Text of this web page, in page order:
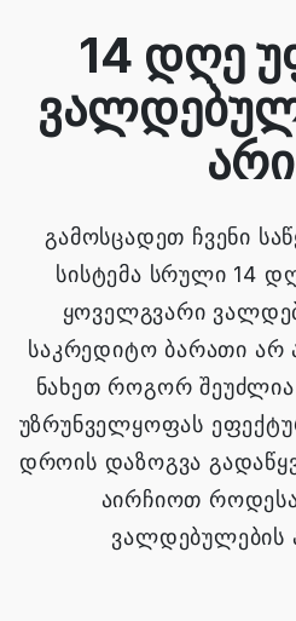
14 დღე
გამოსცადეთ ჩვენი
სისტემა სრული 14
ყოველგვარი
საკრედიტო ბარათი არ
ნახეთ როგორ
უზრუნველყოფას
დროის დაზოგვა
აირჩიოთ
ვალდებულების